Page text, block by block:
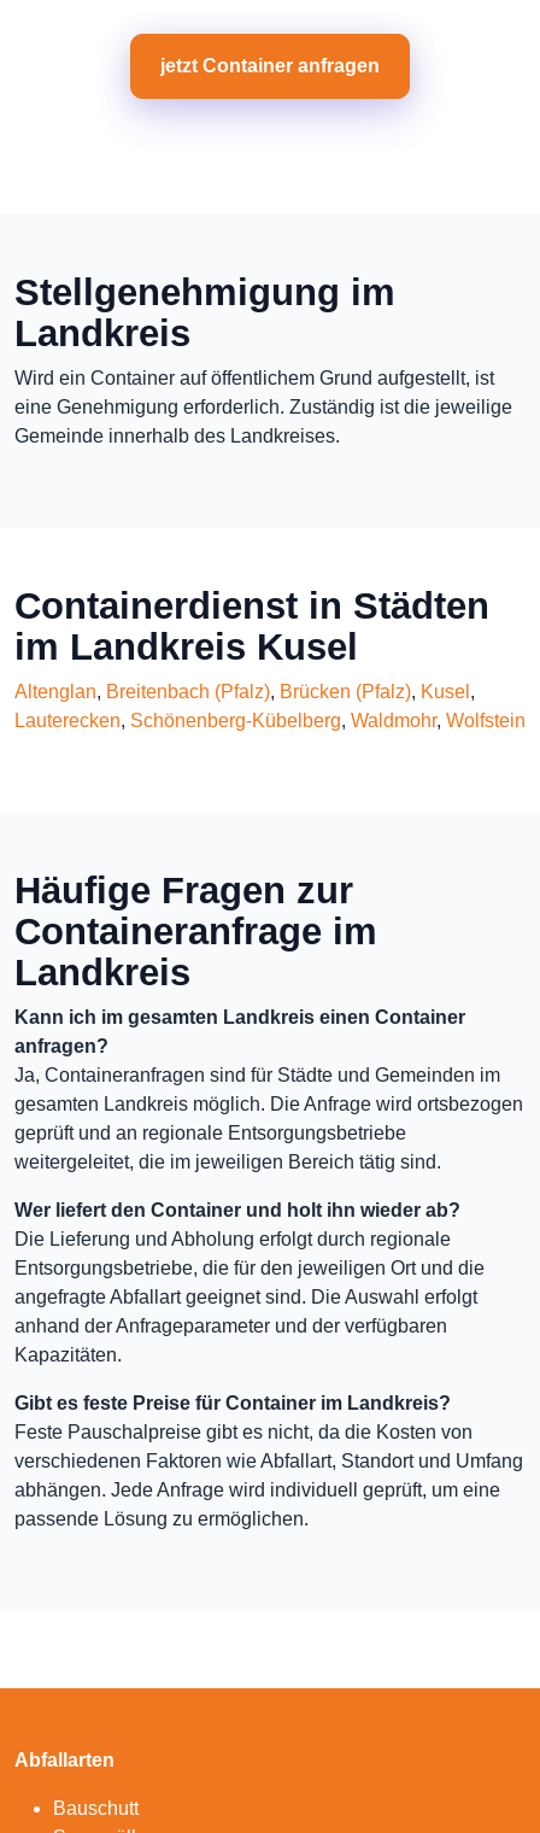
jetzt Container anfragen
Stellgenehmigung im
Landkreis
Wird ein Container auf öffentlichem Grund aufgestellt, ist
eine Genehmigung erforderlich. Zuständig ist die jeweilige
Gemeinde innerhalb des Landkreises.
Containerdienst in Städten
im Landkreis Kusel
Altenglan, Breitenbach (Pfalz), Brücken (Pfalz), Kusel ,
Lauterecken, Schönenberg-Kübelberg, Waldmohr, Wolfstein
Häufige Fragen zur
Containeranfrage im
Landkreis
Kann ich im gesamten Landkreis einen Container
anfragen?
Ja, Containeranfragen sind für Städte und Gemeinden im
gesamten Landkreis möglich. Die Anfrage wird ortsbezogen
geprüft und an regionale Entsorgungsbetriebe
weitergeleitet, die im jeweiligen Bereich tätig sind.
Wer liefert den Container und holt ihn wieder ab?
Die Lieferung und Abholung erfolgt durch regionale
Entsorgungsbetriebe, die für den jeweiligen Ort und die
angefragte Abfallart geeignet sind. Die Auswahl erfolgt
anhand der Anfrageparameter und der verfügbaren
Kapazitäten.
Gibt es feste Preise für Container im Landkreis?
Feste Pauschalpreise gibt es nicht, da die Kosten von
verschiedenen Faktoren wie Abfallart, Standort und Umfang
abhängen. Jede Anfrage wird individuell geprüft, um eine
passende Lösung zu ermöglichen.
Abfallarten
Bauschutt